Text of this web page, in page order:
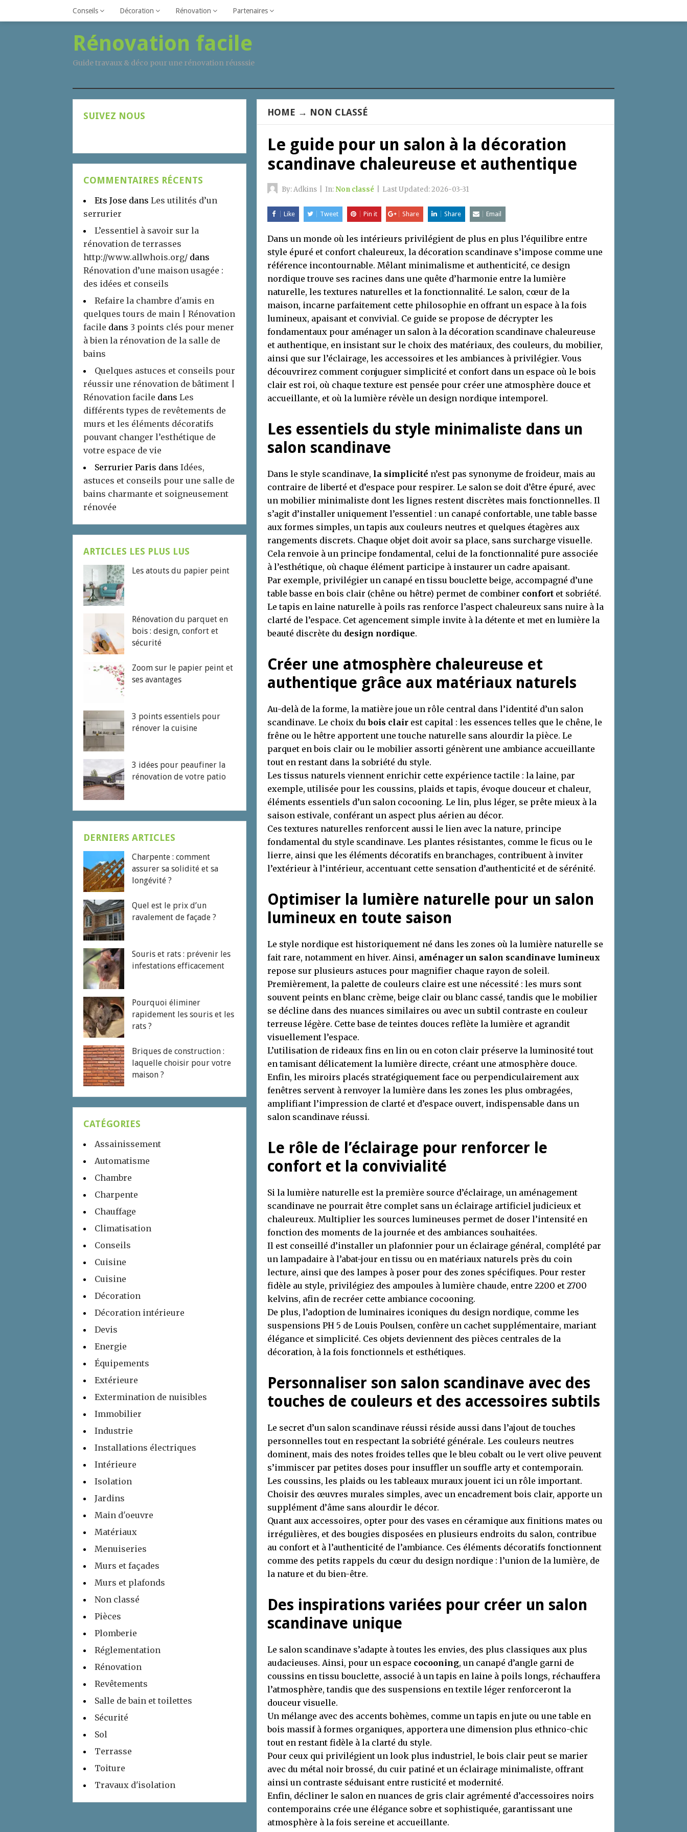
Conseils Décoration Rénovation Partenaires
Rénovation facile
Guide travaux & déco pour une rénovation réusssie
HOME → NON CLASSÉ
Le guide pour un salon à la décoration
scandinave chaleureuse et authentique
By:Adkins In:Non classé Last Updated:2026-03-31
Like Tweet Pin it Share Share Email
Dans un monde où les intérieurs privilégient de plus en plus l’équilibre entre
style épuré et confort chaleureux, la décoration scandinave s’impose comme une
référence incontournable. Mêlant minimalisme et authenticité, ce design
nordique trouve ses racines dans une quête d’harmonie entre la lumière
naturelle, les textures naturelles et la fonctionnalité. Le salon, cœur de la
maison, incarne parfaitement cette philosophie en offrant un espace à la fois
lumineux, apaisant et convivial. Ce guide se propose de décrypter les
fondamentaux pour aménager un salon à la décoration scandinave chaleureuse
et authentique, en insistant sur le choix des matériaux, des couleurs, du mobilier,
ainsi que sur l’éclairage, les accessoires et les ambiances à privilégier. Vous
découvrirez comment conjuguer simplicité et confort dans un espace où le bois
clair est roi, où chaque texture est pensée pour créer une atmosphère douce et
accueillante, et où la lumière révèle un design nordique intemporel.
Les essentiels du style minimaliste dans un
salon scandinave
Dans le style scandinave, la simplicité n’est pas synonyme de froideur, mais au
contraire de liberté et d’espace pour respirer. Le salon se doit d’être épuré, avec
un mobilier minimaliste dont les lignes restent discrètes mais fonctionnelles. Il
s’agit d’installer uniquement l’essentiel : un canapé confortable, une table basse
aux formes simples, un tapis aux couleurs neutres et quelques étagères aux
rangements discrets. Chaque objet doit avoir sa place, sans surcharge visuelle.
Cela renvoie à un principe fondamental, celui de la fonctionnalité pure associée
à l’esthétique, où chaque élément participe à instaurer un cadre apaisant.
Par exemple, privilégier un canapé en tissu bouclette beige, accompagné d’une
table basse en bois clair (chêne ou hêtre) permet de combiner confort et sobriété.
Le tapis en laine naturelle à poils ras renforce l’aspect chaleureux sans nuire à la
clarté de l’espace. Cet agencement simple invite à la détente et met en lumière la
beauté discrète du design nordique.
Créer une atmosphère chaleureuse et
authentique grâce aux matériaux naturels
Au-delà de la forme, la matière joue un rôle central dans l’identité d’un salon
scandinave. Le choix dubois clair est capital : les essences telles que le chêne, le
frêne ou le hêtre apportent une touche naturelle sans alourdir la pièce. Le
parquet en bois clair ou le mobilier assorti génèrent une ambiance accueillante
tout en restant dans la sobriété du style.
Les tissus naturels viennent enrichir cette expérience tactile : la laine, par
exemple, utilisée pour les coussins, plaids et tapis, évoque douceur et chaleur,
éléments essentiels d’un salon cocooning. Le lin, plus léger, se prête mieux à la
saison estivale, conférant un aspect plus aérien au décor.
Ces textures naturelles renforcent aussi le lien avec la nature, principe
fondamental du style scandinave. Les plantes résistantes, comme le ficus ou le
lierre, ainsi que les éléments décoratifs en branchages, contribuent à inviter
l’extérieur à l’intérieur, accentuant cette sensation d’authenticité et de sérénité.
Optimiser la lumière naturelle pour un salon
lumineux en toute saison
Le style nordique est historiquement né dans les zones où la lumière naturelle se
fait rare, notamment en hiver. Ainsi, aménager un salon scandinave lumineux
repose sur plusieurs astuces pour magnifier chaque rayon de soleil.
Premièrement, la palette de couleurs claire est une nécessité : les murs sont
souvent peints en blanc crème, beige clair ou blanc cassé, tandis que le mobilier
se décline dans des nuances similaires ou avec un subtil contraste en couleur
terreuse légère. Cette base de teintes douces reflète la lumière et agrandit
visuellement l’espace.
L’utilisation de rideaux fins en lin ou en coton clair préserve la luminosité tout
en tamisant délicatement la lumière directe, créant une atmosphère douce.
Enfin, les miroirs placés stratégiquement face ou perpendiculairement aux
fenêtres servent à renvoyer la lumière dans les zones les plus ombragées,
amplifiant l’impression de clarté et d’espace ouvert, indispensable dans un
salon scandinave réussi.
Le rôle de l’éclairage pour renforcer le
confort et la convivialité
Si la lumière naturelle est la première source d’éclairage, un aménagement
scandinave ne pourrait être complet sans un éclairage artificiel judicieux et
chaleureux. Multiplier les sources lumineuses permet de doser l’intensité en
fonction des moments de la journée et des ambiances souhaitées.
Il est conseillé d’installer un plafonnier pour un éclairage général, complété par
un lampadaire à l’abat-jour en tissu ou en matériaux naturels près du coin
lecture, ainsi que des lampes à poser pour des zones spécifiques. Pour rester
fidèle au style, privilégiez des ampoules à lumière chaude, entre 2200 et 2700
kelvins, afin de recréer cette ambiance cocooning.
De plus, l’adoption de luminaires iconiques du design nordique, comme les
suspensions PH 5 de Louis Poulsen, confère un cachet supplémentaire, mariant
élégance et simplicité. Ces objets deviennent des pièces centrales de la
décoration, à la fois fonctionnels et esthétiques.
Personnaliser son salon scandinave avec des
touches de couleurs et des accessoires subtils
Le secret d’un salon scandinave réussi réside aussi dans l’ajout de touches
personnelles tout en respectant la sobriété générale. Les couleurs neutres
dominent, mais des notes froides telles que le bleu cobalt ou le vert olive peuvent
s’immiscer par petites doses pour insuffler un souffle arty et contemporain.
Les coussins, les plaids ou les tableaux muraux jouent ici un rôle important.
Choisir des œuvres murales simples, avec un encadrement bois clair, apporte un
supplément d’âme sans alourdir le décor.
Quant aux accessoires, opter pour des vases en céramique aux finitions mates ou
irrégulières, et des bougies disposées en plusieurs endroits du salon, contribue
au confort et à l’authenticité de l’ambiance. Ces éléments décoratifs fonctionnent
comme des petits rappels du cœur du design nordique : l’union de la lumière, de
la nature et du bien-être.
Des inspirations variées pour créer un salon
scandinave unique
Le salon scandinave s’adapte à toutes les envies, des plus classiques aux plus
audacieuses. Ainsi, pour un espace cocooning, un canapé d’angle garni de
coussins en tissu bouclette, associé à un tapis en laine à poils longs, réchauffera
l’atmosphère, tandis que des suspensions en textile léger renforceront la
douceur visuelle.
Un mélange avec des accents bohèmes, comme un tapis en jute ou une table en
bois massif à formes organiques, apportera une dimension plus ethnico-chic
tout en restant fidèle à la clarté du style.
Pour ceux qui privilégient un look plus industriel, le bois clair peut se marier
avec du métal noir brossé, du cuir patiné et un éclairage minimaliste, offrant
ainsi un contraste séduisant entre rusticité et modernité.
Enfin, décliner le salon en nuances de gris clair agrémenté d’accessoires noirs
contemporains crée une élégance sobre et sophistiquée, garantissant une
atmosphère à la fois sereine et accueillante.
SUIVEZ NOUS
COMMENTAIRES RÉCENTS
Ets Jose dans Les utilités d’un
serrurier
L’essentiel à savoir sur la
rénovation de terrasses
http://www.allwhois.org/ dans
Rénovation d’une maison usagée :
des idées et conseils
Refaire la chambre d'amis en
quelques tours de main | Rénovation
facile dans 3 points clés pour mener
à bien la rénovation de la salle de
bains
Quelques astuces et conseils pour
réussir une rénovation de bâtiment |
Rénovation facile dans Les
différents types de revêtements de
murs et les éléments décoratifs
pouvant changer l’esthétique de
votre espace de vie
Serrurier Paris dans Idées,
astuces et conseils pour une salle de
bains charmante et soigneusement
rénovée
ARTICLES LES PLUS LUS
Les atouts du papier peint
Rénovation du parquet en
bois : design, confort et
sécurité
Zoom sur le papier peint et
ses avantages
3 points essentiels pour
rénover la cuisine
3 idées pour peaufiner la
rénovation de votre patio
DERNIERS ARTICLES
Charpente : comment
assurer sa solidité et sa
longévité ?
Quel est le prix d’un
ravalement de façade ?
Souris et rats : prévenir les
infestations efficacement
Pourquoi éliminer
rapidement les souris et les
rats ?
Briques de construction :
laquelle choisir pour votre
maison ?
CATÉGORIES
Assainissement
Automatisme
Chambre
Charpente
Chauffage
Climatisation
Conseils
Cuisine
Cuisine
Décoration
Décoration intérieure
Devis
Energie
Équipements
Extérieure
Extermination de nuisibles
Immobilier
Industrie
Installations électriques
Intérieure
Isolation
Jardins
Main d'oeuvre
Matériaux
Menuiseries
Murs et façades
Murs et plafonds
Non classé
Pièces
Plomberie
Réglementation
Rénovation
Revêtements
Salle de bain et toilettes
Sécurité
Sol
Terrasse
Toiture
Travaux d'isolation